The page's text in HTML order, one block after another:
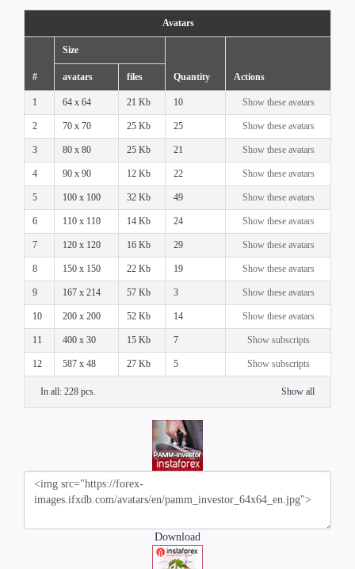
Avatars
#
Size
Quantity Actions
avatars files
1 64 x 64 21 Kb 10 Show these avatars
2 70 x 70 25 Kb 25 Show these avatars
3 80 x 80 25 Kb 21 Show these avatars
4 90 x 90 12 Kb 22 Show these avatars
5 100 x 100 32 Kb 49 Show these avatars
6 110 x 110 14 Kb 24 Show these avatars
7 120 x 120 16 Kb 29 Show these avatars
8 150 x 150 22 Kb 19 Show these avatars
9 167 x 214 57 Kb 3 Show these avatars
10 200 x 200 52 Kb 14 Show these avatars
11 400 x 30 15 Kb 7 Show subscripts
12 587 x 48 27 Kb 5 Show subscripts
In all: 228 pcs. Show all
Download